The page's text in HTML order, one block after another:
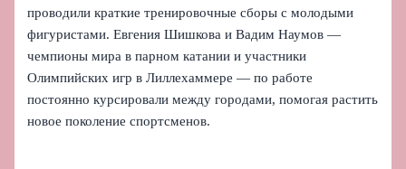
проводили краткие тренировочные сборы с молодыми
фигуристами. Евгения Шишкова и Вадим Наумов —
чемпионы мира в парном катании и участники
Олимпийских игр в Лиллехаммере — по работе
постоянно курсировали между городами, помогая растить
новое поколение спортсменов.